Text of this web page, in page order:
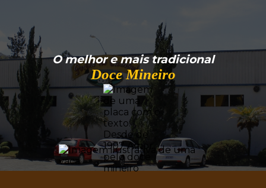
O melhor e mais tradicional
Doce Mineiro